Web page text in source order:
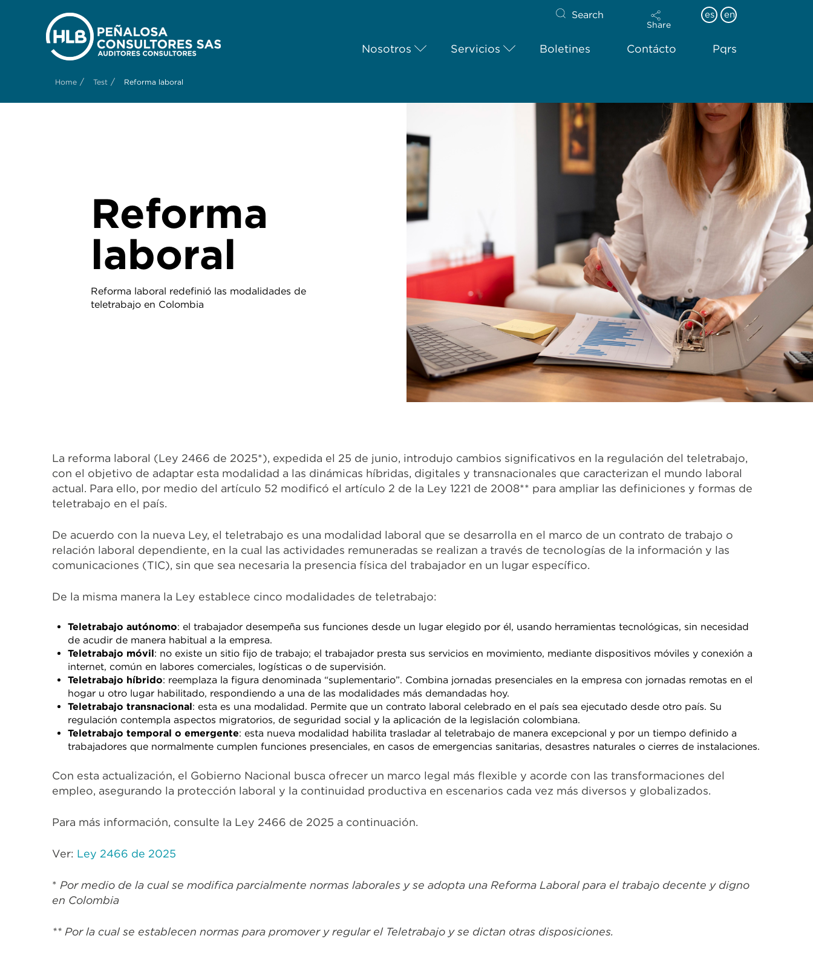
Search
Share
es en
Nosotros Servicios Boletines Contácto Pqrs
Home / Test / Reforma laboral
Reforma
laboral
Reforma laboral redefinió las modalidades de
teletrabajo en Colombia
La reforma laboral (Ley 2466 de 2025*), expedida el 25 de junio, introdujo cambios significativos en la regulación del teletrabajo,
con el objetivo de adaptar esta modalidad a las dinámicas híbridas, digitales y transnacionales que caracterizan el mundo laboral
actual. Para ello, por medio del artículo 52 modificó el artículo 2 de la Ley 1221 de 2008** para ampliar las definiciones y formas de
teletrabajo en el país.
De acuerdo con la nueva Ley, el teletrabajo es una modalidad laboral que se desarrolla en el marco de un contrato de trabajo o
relación laboral dependiente, en la cual las actividades remuneradas se realizan a través de tecnologías de la información y las
comunicaciones (TIC), sin que sea necesaria la presencia física del trabajador en un lugar específico.
De la misma manera la Ley establece cinco modalidades de teletrabajo:
Teletrabajo autónomo: el trabajador desempeña sus funciones desde un lugar elegido por él, usando herramientas tecnológicas, sin necesidad
de acudir de manera habitual a la empresa.
Teletrabajo móvil: no existe un sitio fijo de trabajo; el trabajador presta sus servicios en movimiento, mediante dispositivos móviles y conexión a
internet, común en labores comerciales, logísticas o de supervisión.
Teletrabajo híbrido: reemplaza la figura denominada “suplementario”. Combina jornadas presenciales en la empresa con jornadas remotas en el
hogar u otro lugar habilitado, respondiendo a una de las modalidades más demandadas hoy.
Teletrabajo transnacional: esta es una modalidad. Permite que un contrato laboral celebrado en el país sea ejecutado desde otro país. Su
regulación contempla aspectos migratorios, de seguridad social y la aplicación de la legislación colombiana.
Teletrabajo temporal o emergente: esta nueva modalidad habilita trasladar al teletrabajo de manera excepcional y por un tiempo definido a
trabajadores que normalmente cumplen funciones presenciales, en casos de emergencias sanitarias, desastres naturales o cierres de instalaciones.
Con esta actualización, el Gobierno Nacional busca ofrecer un marco legal más flexible y acorde con las transformaciones del
empleo, asegurando la protección laboral y la continuidad productiva en escenarios cada vez más diversos y globalizados.
Para más información, consulte la Ley 2466 de 2025 a continuación.
Ver: Ley 2466 de 2025
* Por medio de la cual se modifica parcialmente normas laborales y se adopta una Reforma Laboral para el trabajo decente y digno
en Colombia
** Por la cual se establecen normas para promover y regular el Teletrabajo y se dictan otras disposiciones.